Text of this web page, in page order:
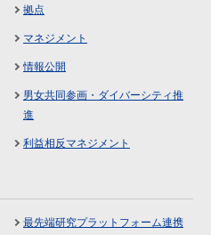
拠点
マネジメント
情報公開
男女共同参画・ダイバーシティ推
進
利益相反マネジメント
最先端研究プラットフォーム連携